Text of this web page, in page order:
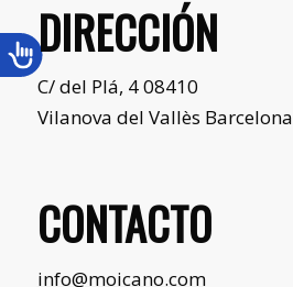
DIRECCIÓN
C/ del Plá, 4 08410
Vilanova del Vallès Barcelona
CONTACTO
info@moicano.com